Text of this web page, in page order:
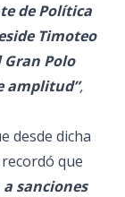
de Política
Timoteo
Polo
amplitud”,
desde dicha
que
sanciones